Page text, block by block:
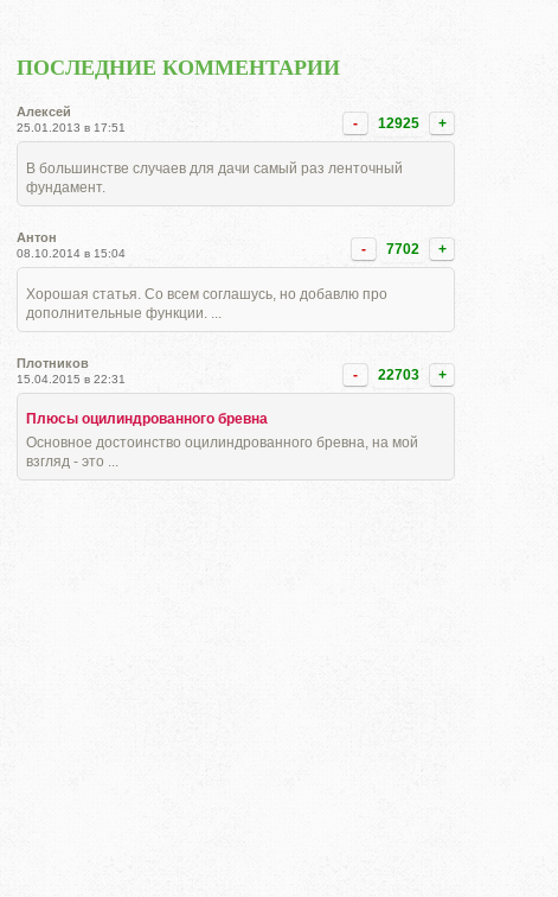
ПОСЛЕДНИЕ КОММЕНТАРИИ
- 12925 +
Алексей
25.01.2013 в 17:51
В большинстве случаев для дачи самый раз ленточный
фундамент.
- 7702 +
Антон
08.10.2014 в 15:04
Хорошая статья. Со всем соглашусь, но добавлю про
дополнительные функции. ...
- 22703 +
Плотников
15.04.2015 в 22:31
Плюсы оцилиндрованного бревна
Основное достоинство оцилиндрованного бревна, на мой
взгляд - это ...